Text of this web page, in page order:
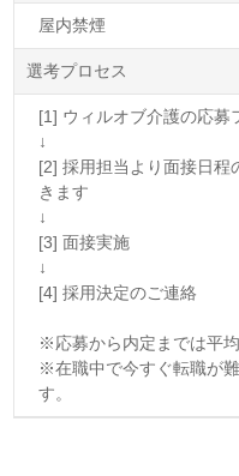
屋内禁煙
選考プロセス
[1] ウィルオブ介護の応募
↓
[2] 採用担当より面接日程
きます
↓
[3] 面接実施
↓
[4] 採用決定のご連絡
※応募から内定までは平
※在職中で今すぐ転職が
す。